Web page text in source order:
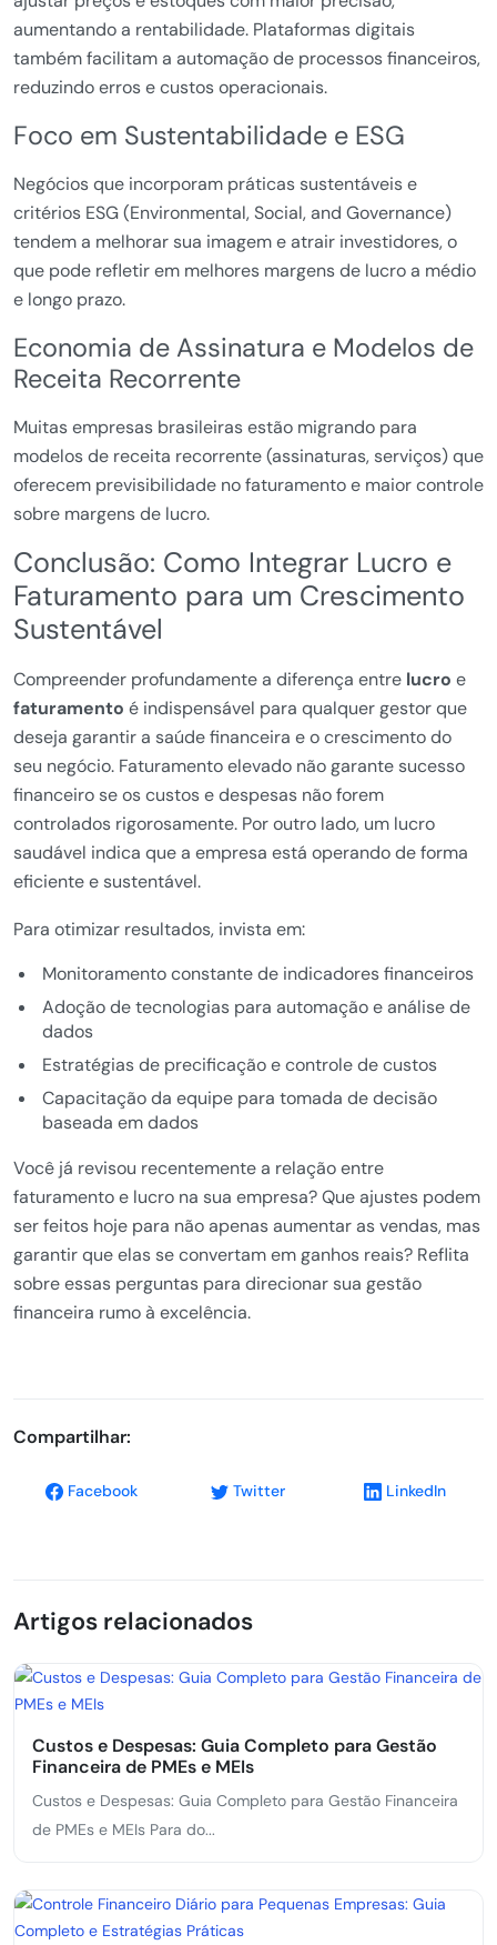
aumentando a rentabilidade. Plataformas digitais
também facilitam a automação de processos financeiros,
reduzindo erros e custos operacionais.
Foco em Sustentabilidade e ESG
Negócios que incorporam práticas sustentáveis e
critérios ESG (Environmental, Social, and Governance)
tendem a melhorar sua imagem e atrair investidores, o
que pode refletir em melhores margens de lucro a médio
e longo prazo.
Economia de Assinatura e Modelos de
Receita Recorrente
Muitas empresas brasileiras estão migrando para
modelos de receita recorrente (assinaturas, serviços) que
oferecem previsibilidade no faturamento e maior controle
sobre margens de lucro.
Conclusão: Como Integrar Lucro e
Faturamento para um Crescimento
Sustentável
Compreender profundamente a diferença entre lucro e
faturamento é indispensável para qualquer gestor que
deseja garantir a saúde financeira e o crescimento do
seu negócio. Faturamento elevado não garante sucesso
financeiro se os custos e despesas não forem
controlados rigorosamente. Por outro lado, um lucro
saudável indica que a empresa está operando de forma
eficiente e sustentável.
Para otimizar resultados, invista em:
Monitoramento constante de indicadores financeiros
Adoção de tecnologias para automação e análise de
dados
Estratégias de precificação e controle de custos
Capacitação da equipe para tomada de decisão
baseada em dados
Você já revisou recentemente a relação entre
faturamento e lucro na sua empresa? Que ajustes podem
ser feitos hoje para não apenas aumentar as vendas, mas
garantir que elas se convertam em ganhos reais? Reflita
sobre essas perguntas para direcionar sua gestão
financeira rumo à excelência.
Compartilhar:
Facebook Twitter LinkedIn
Artigos relacionados
Custos e Despesas: Guia Completo para Gestão
Financeira de PMEs e MEIs
Custos e Despesas: Guia Completo para Gestão Financeira
de PMEs e MEIs Para do...